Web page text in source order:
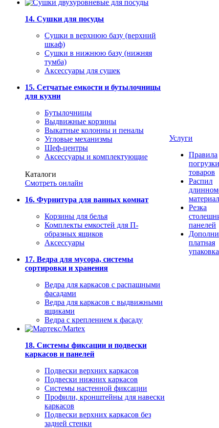
14. Сушки для посуды
Сушки в верхнюю базу (верхний
шкаф)
Сушки в нижнюю базу (нижняя
тумба)
Аксессуары для сушек
15. Сетчатые емкости и бутылочницы
для кухни
Бутылочницы
Выдвижные корзины
Выкатные колонны и пеналы
Угловые механизмы
Шеф-центры
Аксессуары и комплектующие
Каталоги
Смотреть онлайн
16. Фурнитура для ванных комнат
Корзины для белья
Комплекты емкостей для П-
образных ящиков
Аксессуары
17. Ведра для мусора, системы
сортировки и хранения
Ведра для каркасов с распашными
фасадами
Ведра для каркасов с выдвижными
ящиками
Ведра с креплением к фасаду
18. Системы фиксации и подвески
каркасов и панелей
Подвески верхних каркасов
Подвески нижних каркасов
Системы настенной фиксации
Профили, кронштейны для навески
каркасов
Подвески верхних каркасов без
задней стенки
Услуги
Правила
погрузки
товаров
Распил
Резка
панелей
платная
упаковка